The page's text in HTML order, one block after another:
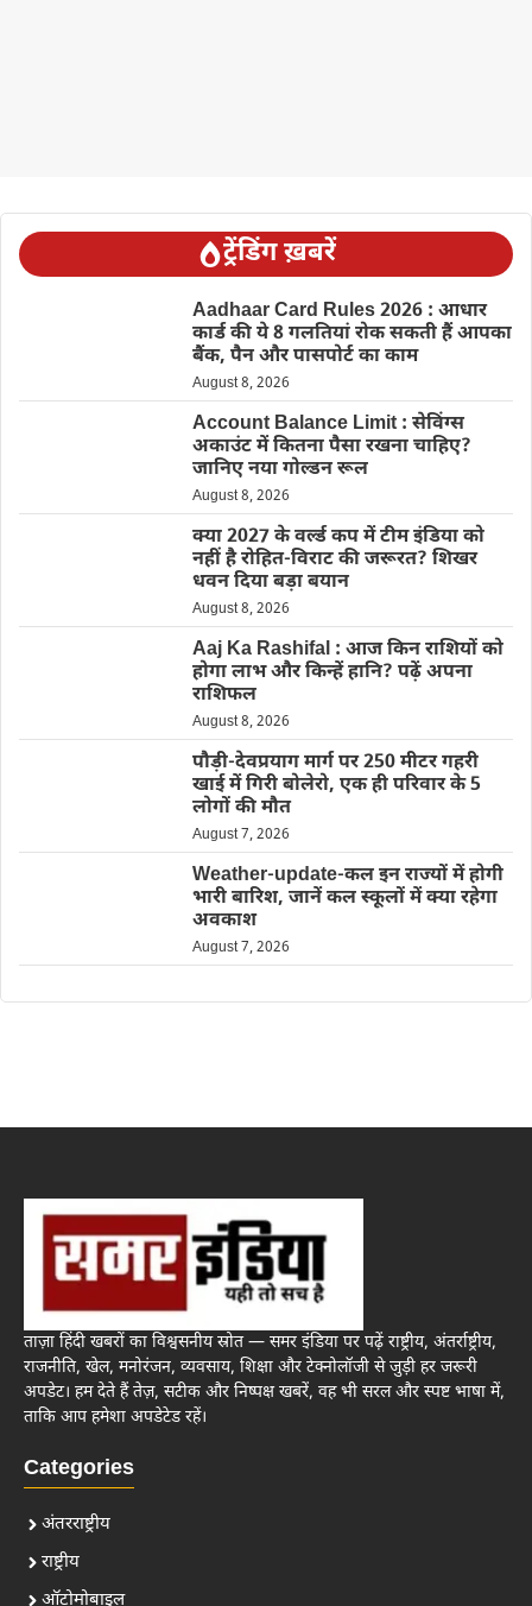
ट्रेंडिंग ख़बरें
Aadhaar Card Rules 2026 : आधार
कार्ड की ये 8 गलतियां रोक सकती हैं आपका
बैंक, पैन और पासपोर्ट का काम
August 8, 2026
Account Balance Limit : सेविंग्स
अकाउंट में कितना पैसा रखना चाहिए?
जानिए नया गोल्डन रूल
August 8, 2026
क्या 2027 के वर्ल्ड कप में टीम इंडिया को
नहीं है रोहित-विराट की जरूरत? शिखर
धवन दिया बड़ा बयान
August 8, 2026
Aaj Ka Rashifal : आज किन राशियों को
होगा लाभ और किन्हें हानि? पढ़ें अपना
राशिफल
August 8, 2026
पौड़ी-देवप्रयाग मार्ग पर 250 मीटर गहरी
खाई में गिरी बोलेरो, एक ही परिवार के 5
लोगों की मौत
August 7, 2026
Weather-update-कल इन राज्यों में होगी
भारी बारिश, जानें कल स्कूलों में क्या रहेगा
अवकाश
August 7, 2026
ताज़ा हिंदी खबरों का विश्वसनीय स्रोत — समर इंडिया पर पढ़ें राष्ट्रीय, अंतर्राष्ट्रीय,
राजनीति, खेल, मनोरंजन, व्यवसाय, शिक्षा और टेक्नोलॉजी से जुड़ी हर जरूरी
अपडेट। हम देते हैं तेज़, सटीक और निष्पक्ष खबरें, वह भी सरल और स्पष्ट भाषा में,
ताकि आप हमेशा अपडेटेड रहें।
Categories
अंतरराष्ट्रीय
राष्ट्रीय
ऑटोमोबाइल